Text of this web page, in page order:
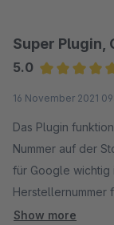
Super Plugin,
5.0
16 November 2021
Das Plugin
Nummer auf der
für Google wichtig
Herstellernummer
dem Buy Button
Show more